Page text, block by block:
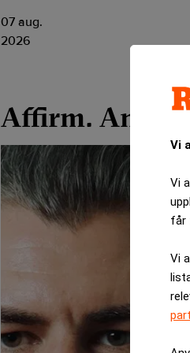
Vi
Vi
får
Vi
07 aug.
2026
Affirm.